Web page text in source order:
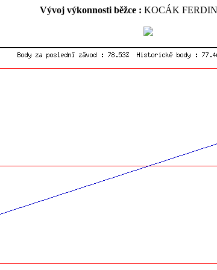
Vývoj výkonnosti běžce : KOCÁK